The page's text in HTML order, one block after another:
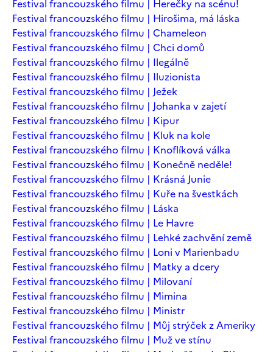
Festival francouzského filmu | Herečky na scénu!
Festival francouzského filmu | Hirošima, má láska
Festival francouzského filmu | Chameleon
Festival francouzského filmu | Chci domů
Festival francouzského filmu | Ilegálně
Festival francouzského filmu | Iluzionista
Festival francouzského filmu | Ježek
Festival francouzského filmu | Johanka v zajetí
Festival francouzského filmu | Kipur
Festival francouzského filmu | Kluk na kole
Festival francouzského filmu | Knoflíková válka
Festival francouzského filmu | Konečně neděle!
Festival francouzského filmu | Krásná Junie
Festival francouzského filmu | Kuře na švestkách
Festival francouzského filmu | Láska
Festival francouzského filmu | Le Havre
Festival francouzského filmu | Lehké zachvění země
Festival francouzského filmu | Loni v Marienbadu
Festival francouzského filmu | Matky a dcery
Festival francouzského filmu | Milovaní
Festival francouzského filmu | Mimina
Festival francouzského filmu | Ministr
Festival francouzského filmu | Můj strýček z Ameriky
Festival francouzského filmu | Muž ve stínu